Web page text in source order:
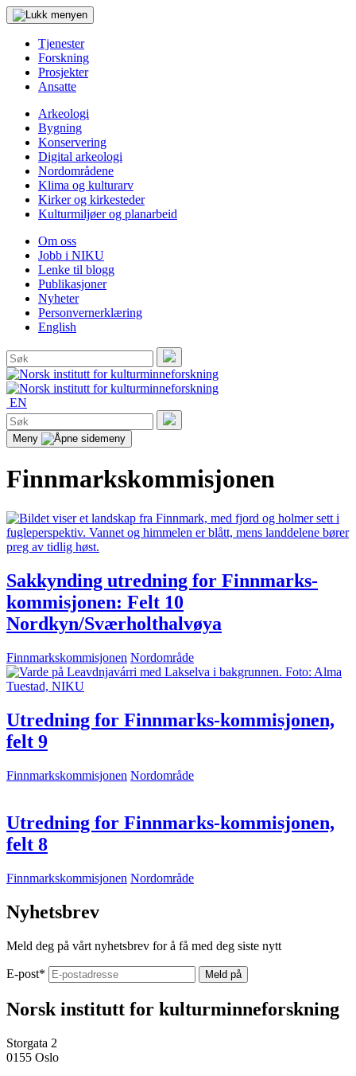
Tjenester
Forskning
Prosjekter
Ansatte
Arkeologi
Bygning
Konservering
Digital arkeologi
Nordområdene
Klima og kulturarv
Kirker og kirkesteder
Kulturmiljøer og planarbeid
Om oss
Jobb i NIKU
Lenke til blogg
Publikasjoner
Nyheter
Personvernerklæring
English
Søk
etter:
Søk
EN
Søk
etter:
Søk
Meny
Finnmarkskommisjonen
Sakkynding utredning for Finnmarks-
kommisjonen: Felt 10
Nordkyn/Sværholthalvøya
Finnmarkskommisjonen Nordområde
Utredning for Finnmarks-kommisjonen,
felt 9
Finnmarkskommisjonen Nordområde
Utredning for Finnmarks-kommisjonen,
felt 8
Finnmarkskommisjonen Nordområde
Nyhetsbrev
Meld deg på vårt nyhetsbrev for å få med deg siste nytt
E-post*
Norsk institutt for kulturminneforskning
Storgata 2
0155 Oslo